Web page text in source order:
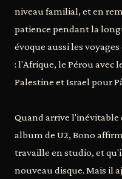
niveau familial, et en
patience pendant la
évoque aussi les
: l'Afrique, le Pérou avec
Palestine et Israel pour
Quand arrive
album de U2, Bono
travaille en studio, et
nouveau disque. Mais il